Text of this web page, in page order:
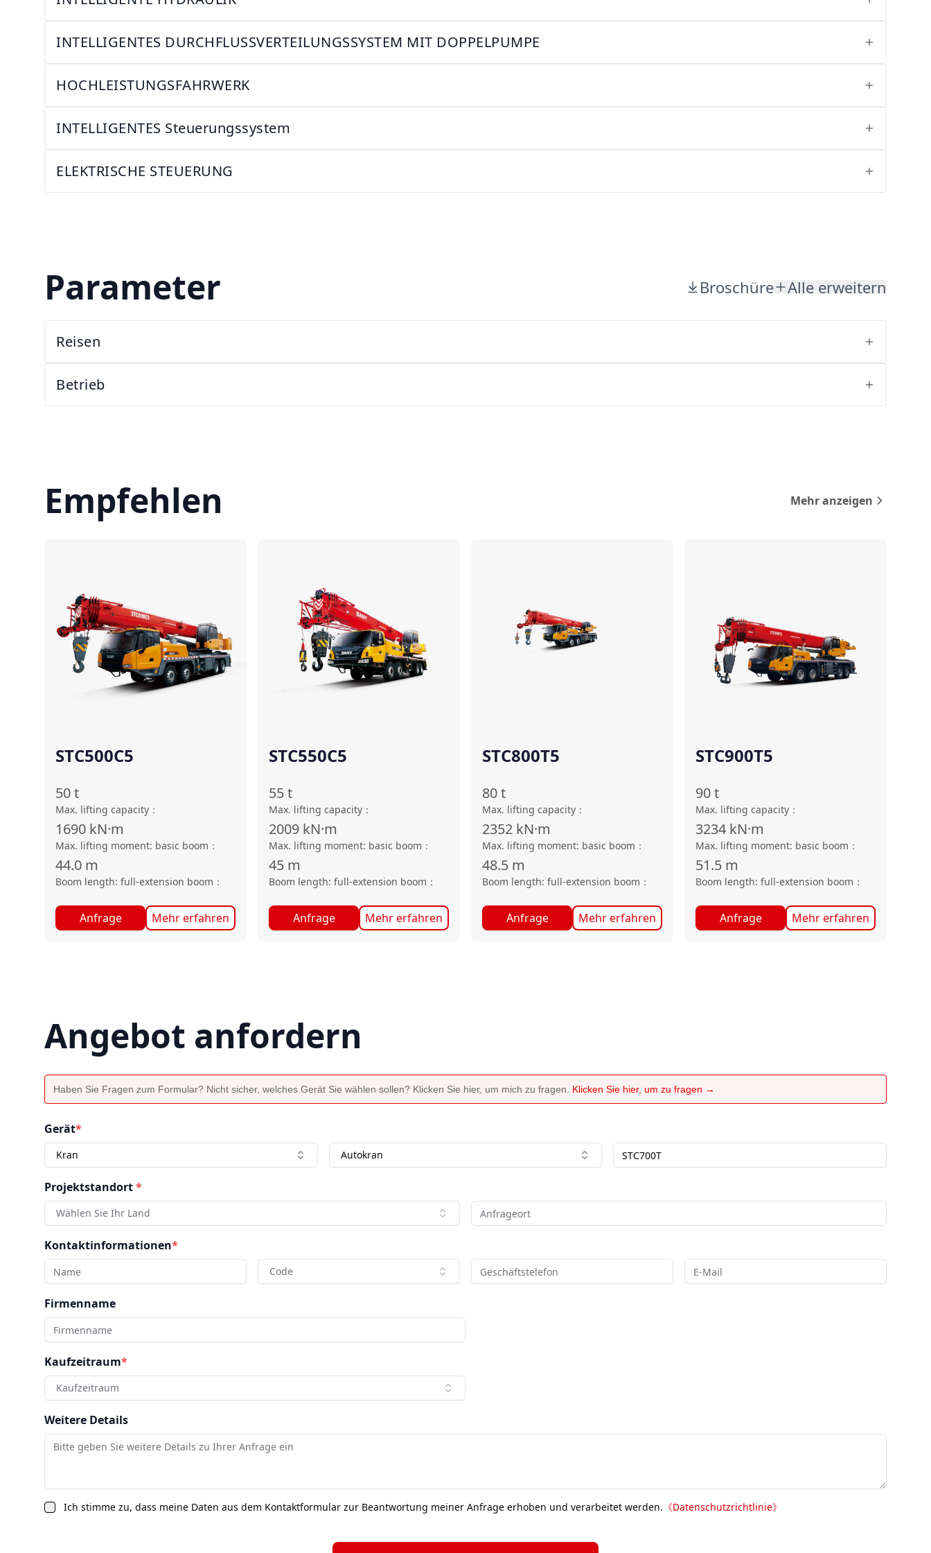
INTELLIGENTES DURCHFLUSSVERTEILUNGSSYSTEM MIT DOPPELPUMPE
HOCHLEISTUNGSFAHRWERK
INTELLIGENTES Steuerungssystem
ELEKTRISCHE STEUERUNG
Parameter Broschüre Alle erweitern
Reisen
Betrieb
Empfehlen Mehr anzeigen
STC500C5
50t
Max. lifting capacity ：
1690 kN·m
Max. lifting moment: basic boom ：
44.0 m
Boom length: full-extension boom ：
Anfrage Mehr erfahren
STC550C5
55t
Max. lifting capacity ：
2009 kN·m
Max. lifting moment: basic boom ：
45 m
Boom length: full-extension boom ：
Anfrage Mehr erfahren
STC800T5
80t
Max. lifting capacity ：
2352 kN·m
Max. lifting moment: basic boom ：
48.5 m
Boom length: full-extension boom ：
Anfrage Mehr erfahren
STC900T5
90t
Max. lifting capacity ：
3234 kN·m
Max. lifting moment: basic boom ：
51.5 m
Boom length: full-extension boom ：
Anfrage Mehr erfahren
Angebot anfordern
Haben Sie Fragen zum Formular? Nicht sicher, welches Gerät Sie wählen sollen? Klicken Sie hier, um mich zu fragen. Klicken Sie hier, um zu fragen →
Gerät*
Kran Autokran
Projektstandort*
Wählen Sie Ihr Land
Kontaktinformationen*
Code
Firmenname
Kaufzeitraum*
Kaufzeitraum
Weitere Details
Ich stimme zu, dass meine Daten aus dem Kontaktformular zur Beantwortung meiner Anfrage erhoben und verarbeitet werden. 《Datenschutzrichtlinie》